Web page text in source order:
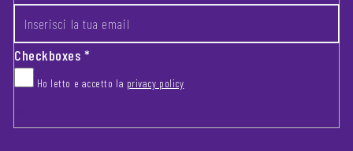
Checkboxes*
Ho letto e accetto la privacy policy